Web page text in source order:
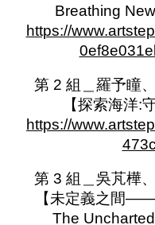
Breathing
https://
第 2 組＿羅予瞳
【探索海洋:
https://
第 3 組＿吳芃樺
【未定義之間
The